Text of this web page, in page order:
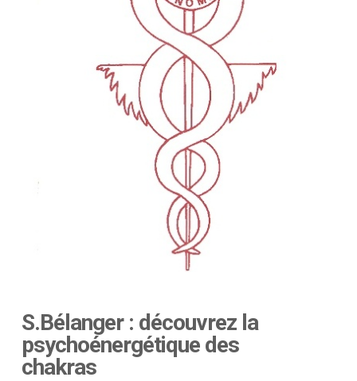
S.Bélanger : découvrez la
psychoénergétique des
chakras